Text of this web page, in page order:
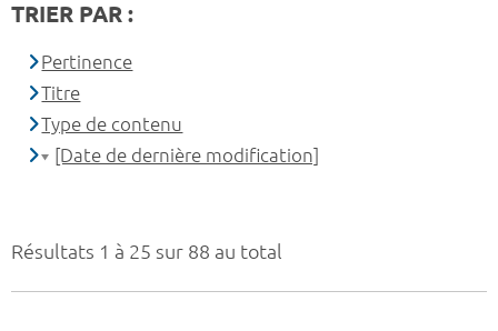
Résultats 1 à 25 sur 88 au total
TRIER PAR :
Pertinence
Titre
Type de contenu
[Date de dernière modification]